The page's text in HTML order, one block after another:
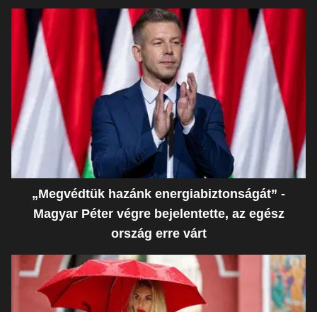
„Megvédtük hazánk energiabiztonságát” -
Magyar Péter végre bejelentette, az egész
ország erre várt